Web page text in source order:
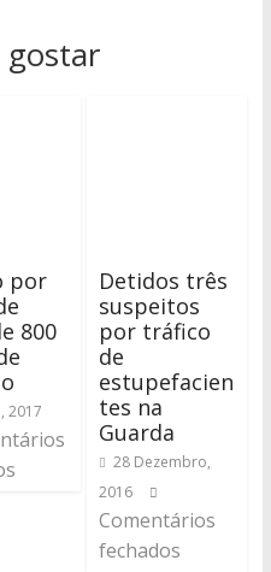
por
800
2017
Detidos três
suspeitos
por tráfico
de
estupefacien
tes na
Guarda
28 Dezembro,
2016
Comentários
fechados